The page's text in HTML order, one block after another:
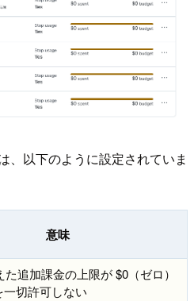
、以下のように設定されていま
意味
追加課金の上限が $0（ゼロ）
切許可しない